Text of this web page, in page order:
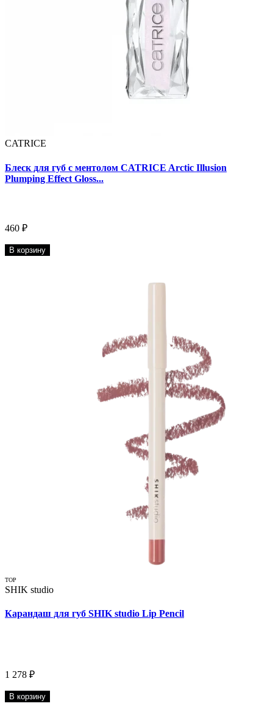
CATRICE
Блеск для губ с ментолом CATRICE Arctic Illusion
Plumping Effect Gloss...
460 ₽
В корзину
TOP
SHIK studio
Карандаш для губ SHIK studio Lip Pencil
1 278 ₽
В корзину